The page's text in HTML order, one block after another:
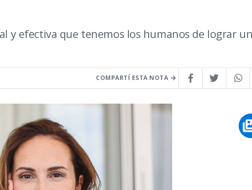
y efectiva que tenemos los humanos de lograr un
COMPARTÍ ESTA NOTA